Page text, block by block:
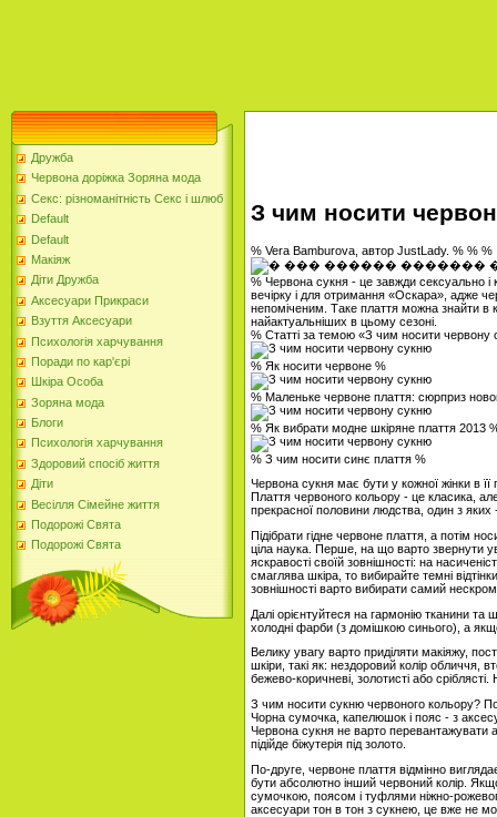
Дружба
Червона доріжка Зоряна мода
Секс: різноманітність Секс і шлюб
Default
Default
Макіяж
Діти Дружба
Аксесуари Прикраси
Взуття Аксесуари
Психологія харчування
Поради по кар'єрі
Шкіра Особа
Зоряна мода
Блоги
Психологія харчування
Здоровий спосіб життя
Діти
Весілля Сімейне життя
Подорожі Свята
Подорожі Свята
З чим носити
% Vera Bamburova, автор JustLady. % % %
% Червона сукня - це завжди сексуально і
вечірку і для отримання «Оскара», адже
непоміченим. Таке плаття можна знайти в
найактуальніших в цьому сезоні.
% Статті за темою «З чим носити червону
% Як носити червоне %
% Маленьке червоне плаття: сюрприз
% Як вибрати модне шкіряне плаття 2013
% З чим носити синє плаття %
Червона сукня має бути у кожної жінки в її
Плаття червоного кольору - це класика,
прекрасної половини людства, один з яких
Підібрати гідне червоне плаття, а потім
ціла наука. Перше, на що варто звернути
яскравості своїй зовнішності: на
смаглява шкіра, то вибирайте темні
зовнішності варто вибирати самий
Далі орієнтуйтеся на гармонію тканини та
холодні фарби (з домішкою синього), а
Велику увагу варто приділяти макіяжу,
шкіри, такі як: нездоровий колір обличчя,
бежево-коричневі, золотисті або
З чим носити сукню червоного кольору?
Чорна сумочка, капелюшок і пояс - з
Червона сукня не варто перевантажувати
підійде біжутерія під золото.
По-друге, червоне плаття відмінно
бути абсолютно інший червоний колір.
сумочкою, поясом і туфлями ніжно-
аксесуари тон в тон з сукнею, це вже не